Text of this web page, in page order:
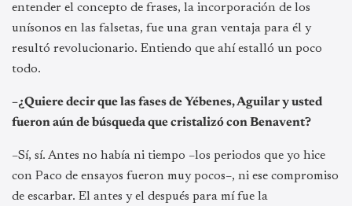
entender el concepto de frases, la incorporación de los
unísonos en las falsetas, fue una gran ventaja para él y
resultó revolucionario. Entiendo que ahí estalló un poco
todo.
–¿Quiere decir que las fases de Yébenes, Aguilar y usted
fueron aún de búsqueda que cristalizó con Benavent?
–Sí, sí. Antes no había ni tiempo –los periodos que yo hice
con Paco de ensayos fueron muy pocos–, ni ese compromiso
de escarbar. El antes y el después para mí fue la